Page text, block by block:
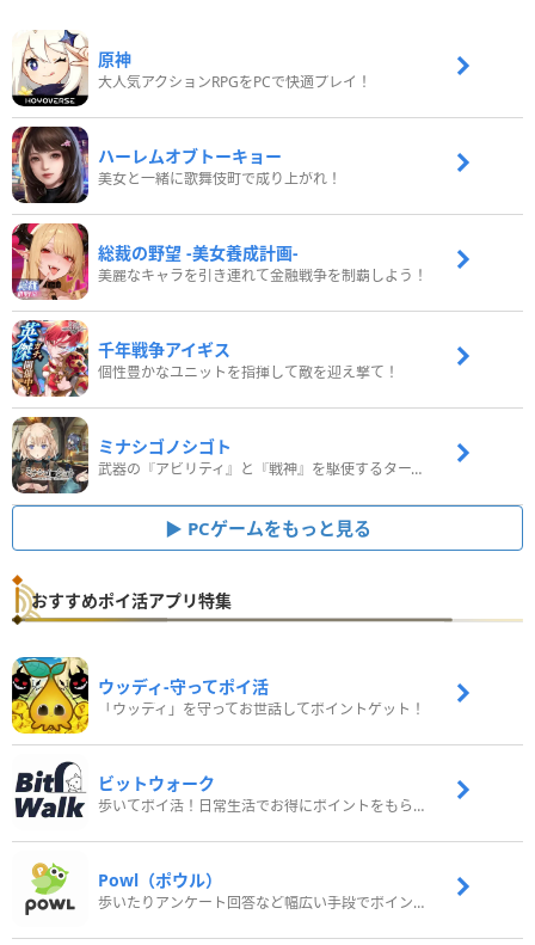
原神
大人気アクションRPGをPCで快適プレイ！
ハーレムオブトーキョー
美女と一緒に歌舞伎町で成り上がれ！
総裁の野望 -美女養成計画-
美麗なキャラを引き連れて金融戦争を制覇しよう！
千年戦争アイギス
個性豊かなユニットを指揮して敵を迎え撃て！
ミナシゴノシゴト
武器の『アビリティ』と『戦神』を駆使するターン制コマンドバトルRPG！
PCゲームをもっと見る
おすすめポイ活アプリ特集
ウッディ‐守ってポイ活
「ウッディ」を守ってお世話してポイントゲット！
ビットウォーク
歩いてポイ活！日常生活でお得にポイントをもらおう
Powl（ポウル）
歩いたりアンケート回答など幅広い手段でポイントをゲット